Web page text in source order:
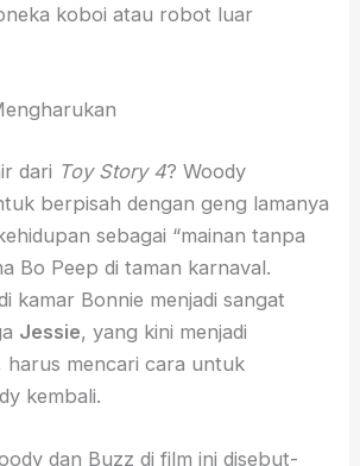
koboi atau robot luar
dari Toy Story 4? Woody
berpisah dengan geng lamanya
sebagai “mainan tanpa
Bo Peep di taman karnaval.
kamar Bonnie menjadi sangat
Jessie, yang kini menjadi
harus mencari cara untuk
kembali.
dan Buzz di film ini disebut-